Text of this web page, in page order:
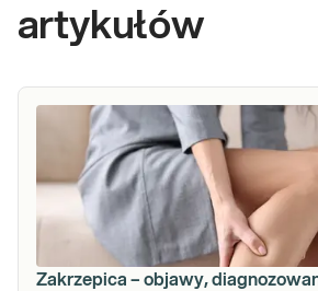
artykułów
Zakrzepica – objawy,